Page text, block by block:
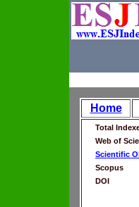
Home
Total
Web of
Scientific
Scopus
DOI